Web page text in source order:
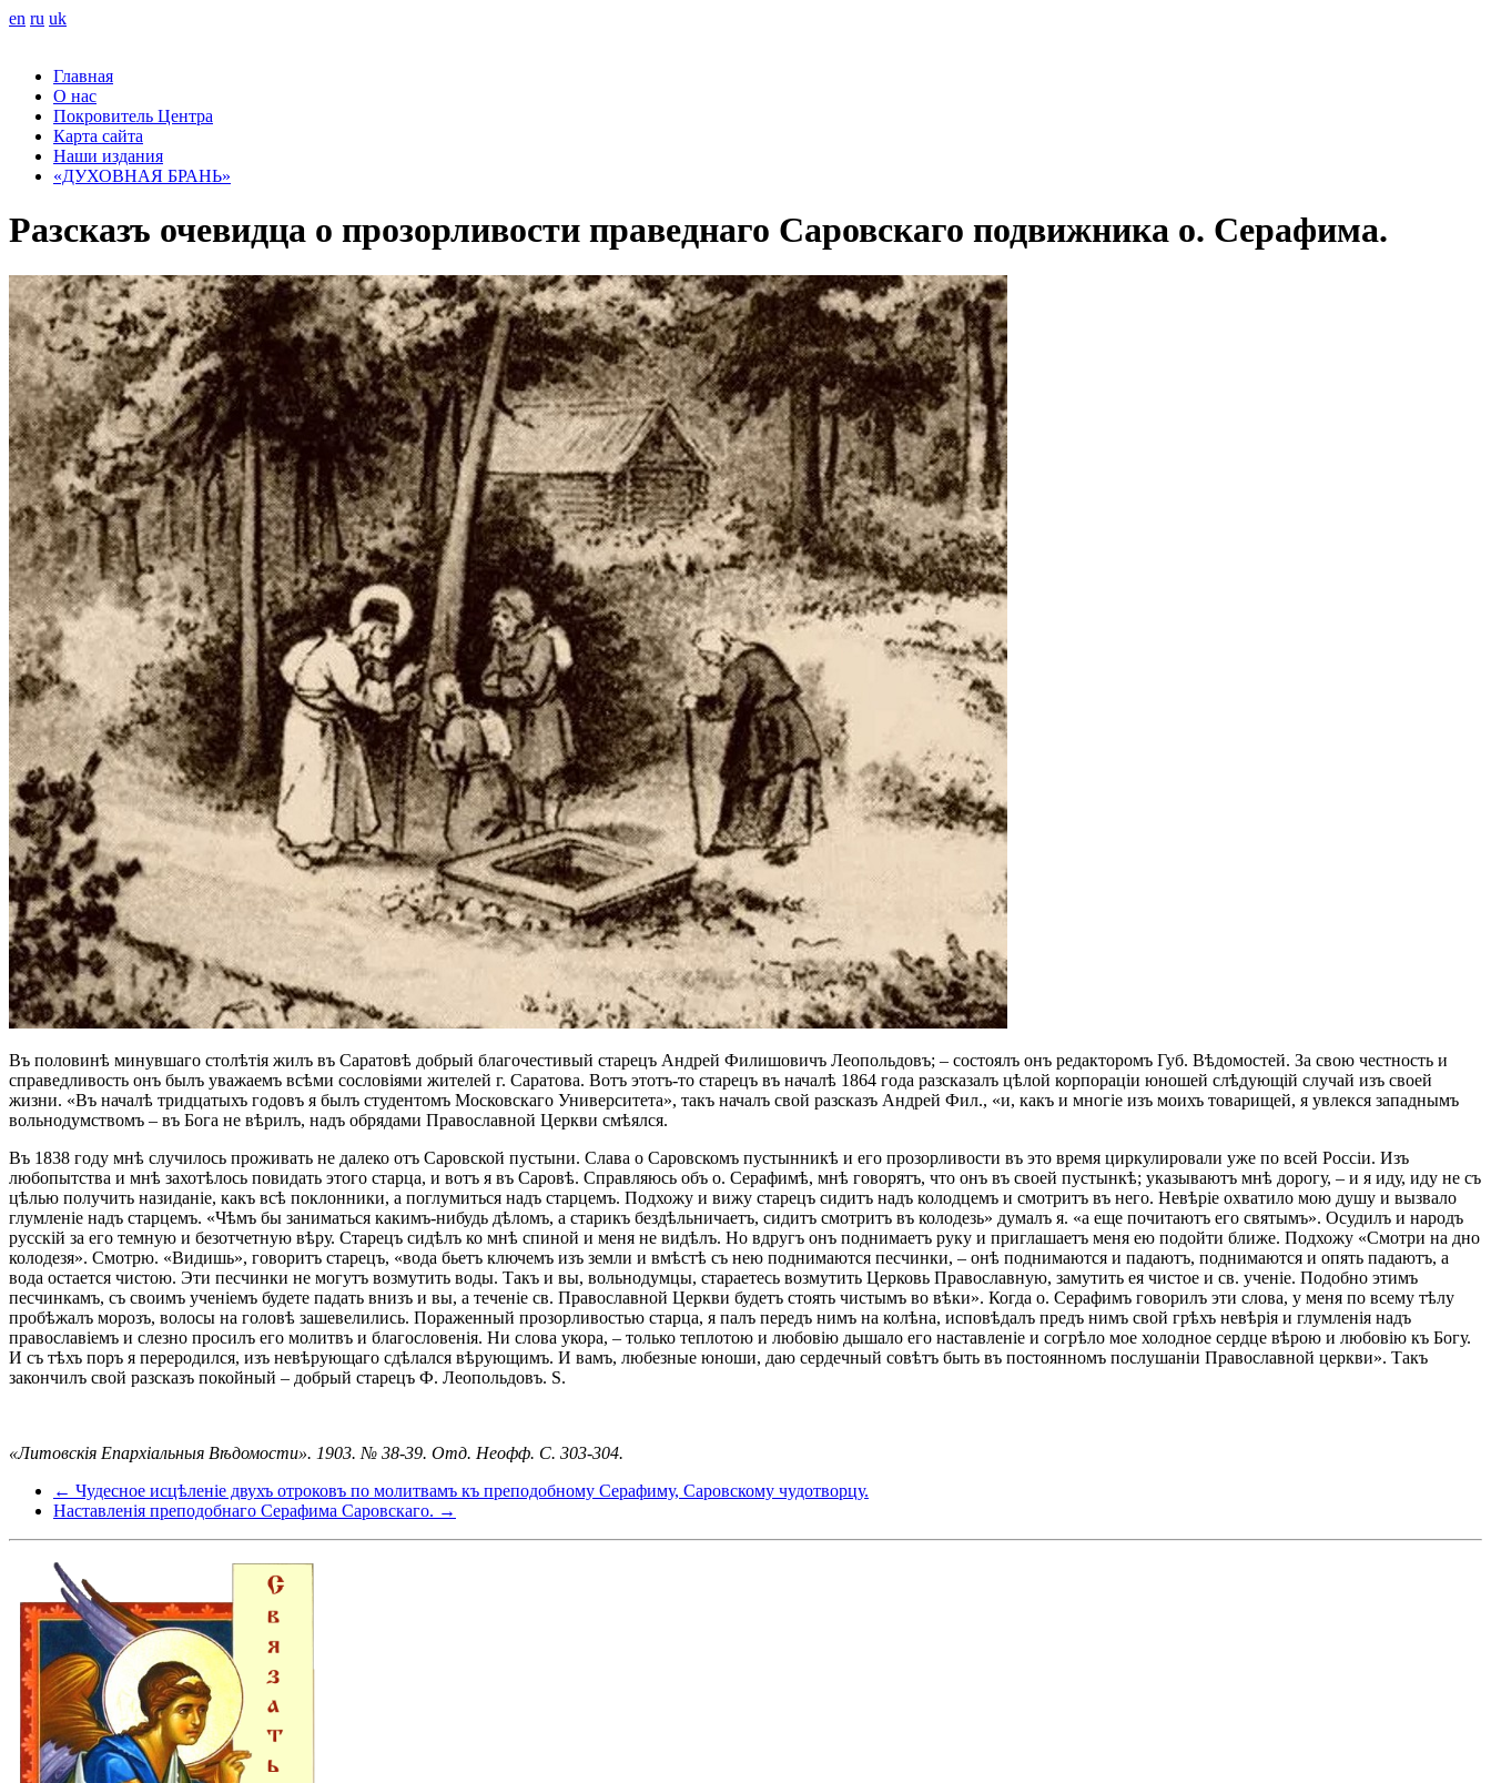
en ru uk
Главная
О нас
Покровитель Центра
Карта сайта
Наши издания
«ДУХОВНАЯ БРАНЬ»
Разсказъ очевидца о прозорливости праведнаго Саровскаго подвижника о. Серафима.
Въ половинѣ минувшаго столѣтія жилъ въ Саратовѣ добрый благочестивый старецъ Андрей Филишовичъ Леопольдовъ; – состоялъ онъ редакторомъ Губ. Вѣдомостей. За свою честность и
справедливость онъ былъ уважаемъ всѣми сословіями жителей г. Саратова. Вотъ этотъ-то старецъ въ началѣ 1864 года разсказалъ цѣлой корпораціи юношей слѣдующій случай изъ своей
жизни. «Въ началѣ тридцатыхъ годовъ я былъ студентомъ Московскаго Университета», такъ началъ свой разсказъ Андрей Фил., «и, какъ и многіе изъ моихъ товарищей, я увлекся западнымъ
вольнодумствомъ – въ Бога не вѣрилъ, надъ обрядами Православной Церкви смѣялся.
Въ 1838 году мнѣ случилось проживать не далеко отъ Саровской пустыни. Слава о Саровскомъ пустынникѣ и его прозорливости въ это время циркулировали уже по всей Россіи. Изъ
любопытства и мнѣ захотѣлось повидать этого старца, и вотъ я въ Саровѣ. Справляюсь объ о. Серафимѣ, мнѣ говорятъ, что онъ въ своей пустынкѣ; указываютъ мнѣ дорогу, – и я иду, иду не съ
цѣлью получить назиданіе, какъ всѣ поклонники, а поглумиться надъ старцемъ. Подхожу и вижу старецъ сидитъ надъ колодцемъ и смотритъ въ него. Невѣріе охватило мою душу и вызвало
глумленіе надъ старцемъ. «Чѣмъ бы заниматься какимъ-нибудь дѣломъ, а старикъ бездѣльничаетъ, сидитъ смотритъ въ колодезь» думалъ я. «а еще почитаютъ его святымъ». Осудилъ и народъ
русскій за его темную и безотчетную вѣру. Старецъ сидѣлъ ко мнѣ спиной и меня не видѣлъ. Но вдругъ онъ поднимаетъ руку и приглашаетъ меня ею подойти ближе. Подхожу «Смотри на дно
колодезя». Смотрю. «Видишь», говоритъ старецъ, «вода бьетъ ключемъ изъ земли и вмѣстѣ съ нею поднимаются песчинки, – онѣ поднимаются и падаютъ, поднимаются и опять падаютъ, а
вода остается чистою. Эти песчинки не могутъ возмутить воды. Такъ и вы, вольнодумцы, стараетесь возмутить Церковь Православную, замутить ея чистое и св. ученіе. Подобно этимъ
песчинкамъ, съ своимъ ученіемъ будете падать внизъ и вы, а теченіе св. Православной Церкви будетъ стоять чистымъ во вѣки». Когда о. Серафимъ говорилъ эти слова, у меня по всему тѣлу
пробѣжалъ морозъ, волосы на головѣ зашевелились. Пораженный прозорливостью старца, я палъ передъ нимъ на колѣна, исповѣдалъ предъ нимъ свой грѣхъ невѣрія и глумленія надъ
православіемъ и слезно просилъ его молитвъ и благословенія. Ни слова укора, – только теплотою и любовію дышало его наставленіе и согрѣло мое холодное сердце вѣрою и любовію къ Богу.
И съ тѣхъ поръ я переродился, изъ невѣрующаго сдѣлался вѣрующимъ. И вамъ, любезные юноши, даю сердечный совѣтъ быть въ постоянномъ послушаніи Православной церкви». Такъ
закончилъ свой разсказъ покойный – добрый старецъ Ф. Леопольдовъ. S.
«Литовскія Епархіальныя Вѣдомости». 1903. № 38-39. Отд. Неофф. С. 303-304.
← Чудесное исцѣленіе двухъ отроковъ по молитвамъ къ преподобному Серафиму, Саровскому чудотворцу.
Наставленія преподобнаго Серафима Саровскаго. →